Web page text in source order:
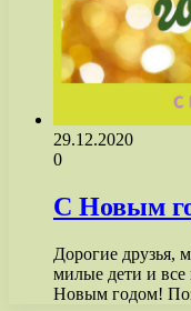
29.12.2020
0
С Новым
Дорогие друзья,
милые дети и
Новым годом!